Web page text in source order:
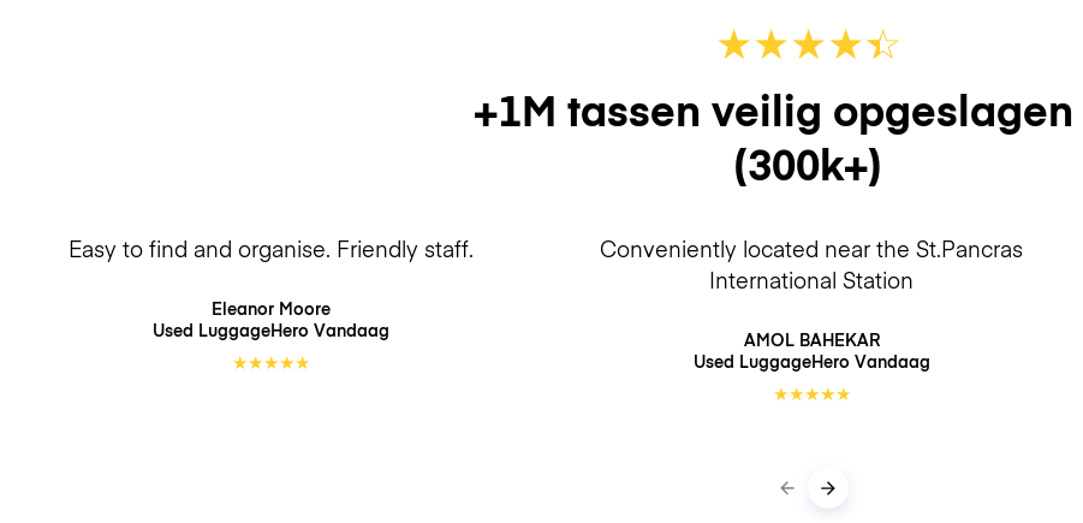
★★★★☆
★
+1M tassen veilig opgeslagen
(300k+)
Easy to find and organise. Friendly staff.
Eleanor Moore
Used LuggageHero Vandaag
★★★★★
Conveniently located near the St.Pancras
International Station
AMOL BAHEKAR
Used LuggageHero Vandaag
★★★★★